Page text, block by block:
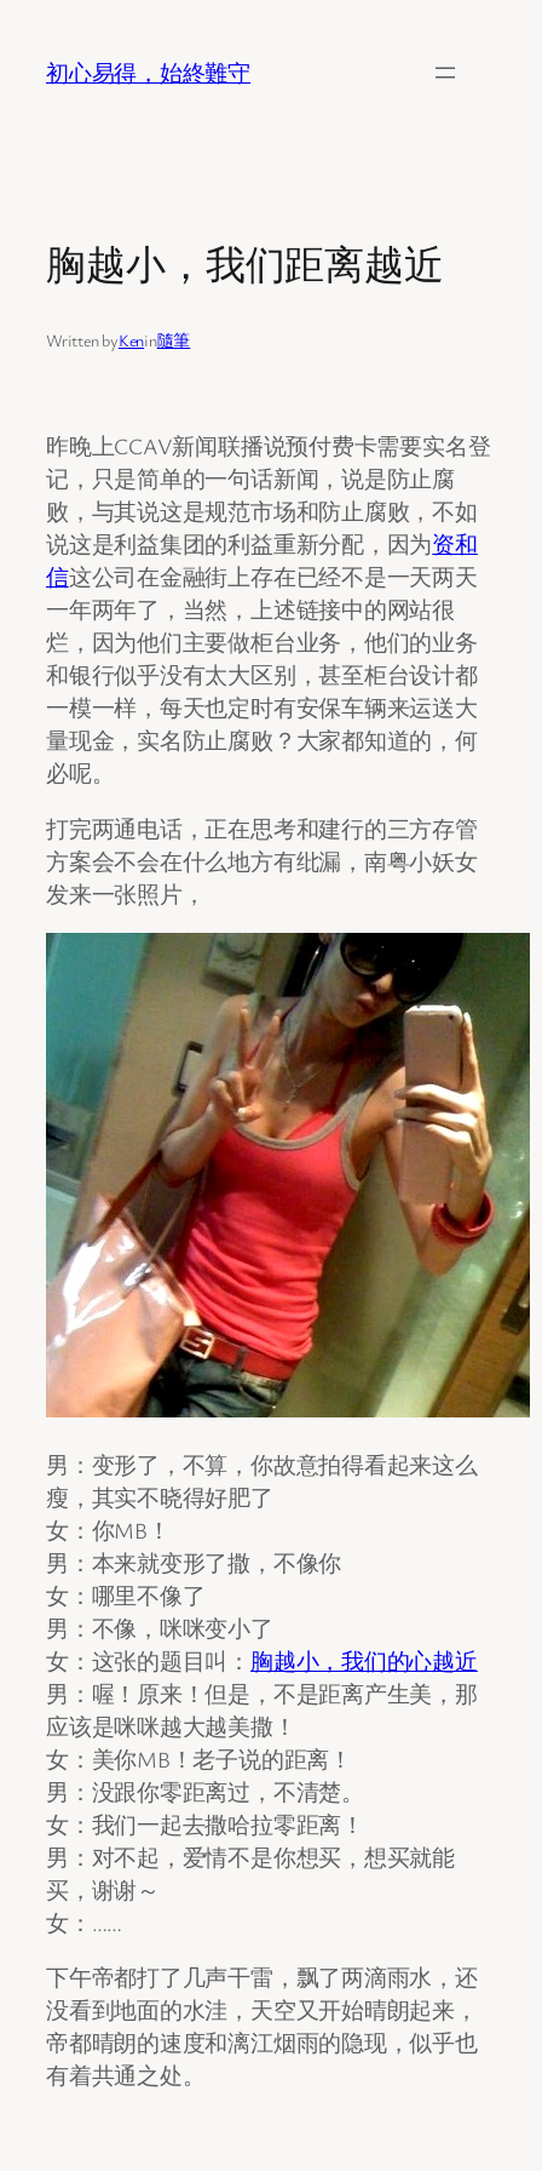
content
初心易得，始終難守
胸越小，我们距离越近
Written byKenin隨筆
昨晚上CCAV新闻联播说预付费卡需要实名登
记，只是简单的一句话新闻，说是防止腐
败，与其说这是规范市场和防止腐败，不如
说这是利益集团的利益重新分配，因为资和
信这公司在金融街上存在已经不是一天两天
一年两年了，当然，上述链接中的网站很
烂，因为他们主要做柜台业务，他们的业务
和银行似乎没有太大区别，甚至柜台设计都
一模一样，每天也定时有安保车辆来运送大
量现金，实名防止腐败？大家都知道的，何
必呢。
打完两通电话，正在思考和建行的三方存管
方案会不会在什么地方有纰漏，南粤小妖女
发来一张照片，
男：变形了，不算，你故意拍得看起来这么
瘦，其实不晓得好肥了
女：你MB！
男：本来就变形了撒，不像你
女：哪里不像了
男：不像，咪咪变小了
女：这张的题目叫： 胸越小，我们的心越近
男：喔！原来！但是，不是距离产生美，那
应该是咪咪越大越美撒！
女：美你MB！老子说的距离！
男：没跟你零距离过，不清楚。
女：我们一起去撒哈拉零距离！
男：对不起，爱情不是你想买，想买就能
买，谢谢～
女：……
下午帝都打了几声干雷，飘了两滴雨水，还
没看到地面的水洼，天空又开始晴朗起来，
帝都晴朗的速度和漓江烟雨的隐现，似乎也
有着共通之处。